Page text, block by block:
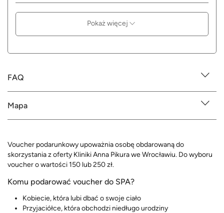
Pokaż więcej
FAQ
Mapa
Voucher podarunkowy upoważnia osobę obdarowaną do
skorzystania z oferty Kliniki Anna Pikura we Wrocławiu. Do wyboru
voucher o wartości 150 lub 250 zł.
Komu podarować voucher do SPA?
Kobiecie, która lubi dbać o swoje ciało
Przyjaciółce, która obchodzi niedługo urodziny